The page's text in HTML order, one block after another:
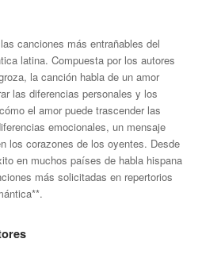
canciones más entrañables del
latina. Compuesta por los autores
la canción habla de un amor
las diferencias personales y los
el amor puede trascender las
emocionales, un mensaje
los corazones de los oyentes. Desde
en muchos países de habla hispana
más solicitadas en repertorios